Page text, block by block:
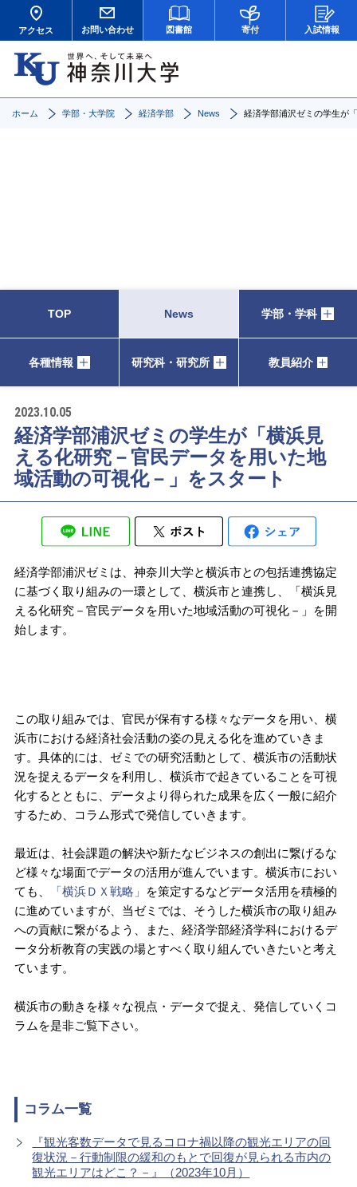
アクセス お問い合わせ 図書館 寄付 入試情報
ホーム 学部・大学院 経済学部 News 経済学部浦沢ゼミの学生が
TOP News 学部・学科
各種情報 研究科・研究所 教員紹介
2023.10.05
経済学部浦沢ゼミの学生が「横浜見
える化研究－官民データを用いた地
域活動の可視化－」をスタート
経済学部浦沢ゼミは、神奈川大学と横浜市との包括連携協定
に基づく取り組みの一環として、横浜市と連携し、「横浜見
える化研究－官民データを用いた地域活動の可視化－」を開
始します。
この取り組みでは、官民が保有する様々なデータを用い、横
浜市における経済社会活動の姿の見える化を進めていきま
す。具体的には、ゼミでの研究活動として、横浜市の活動状
況を捉えるデータを利用し、横浜市で起きていることを可視
化するとともに、データより得られた成果を広く一般に紹介
するため、コラム形式で発信していきます。
最近は、社会課題の解決や新たなビジネスの創出に繋げるな
ど様々な場面でデータの活用が進んでいます。横浜市におい
ても、
「横浜ＤＸ戦略」
を策定するなどデータ活用を積極的
に進めていますが、当ゼミでは、そうした横浜市の取り組み
への貢献に繋がるよう、また、経済学部経済学科におけるデ
ータ分析教育の実践の場とすべく取り組んでいきたいと考え
ています。
横浜市の動きを様々な視点・データで捉え、発信していくコ
ラムを是非ご覧下さい。
コラム一覧
『観光客数データで見るコロナ禍以降の観光エリアの回
復状況－行動制限の緩和のもとで回復が見られる市内の
観光エリアはどこ？－』（2023年10月）